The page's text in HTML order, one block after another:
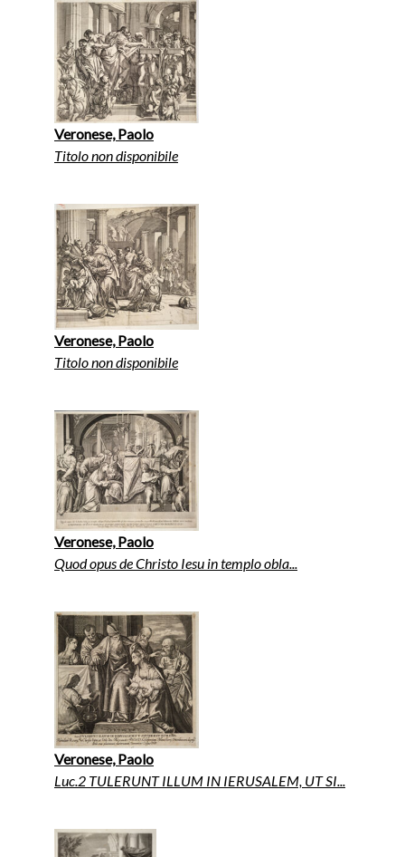
Veronese, Paolo
Titolo non disponibile
Veronese, Paolo
Titolo non disponibile
Veronese, Paolo
Quod opus de Christo Iesu in templo obla...
Veronese, Paolo
Luc.2 TULERUNT ILLUM IN IERUSALEM, UT SI...